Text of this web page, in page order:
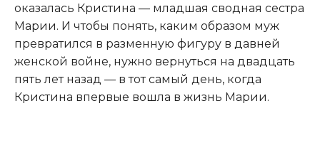
оказалась Кристина — младшая сводная сестра
Марии. И чтобы понять, каким образом муж
превратился в разменную фигуру в давней
женской войне, нужно вернуться на двадцать
пять лет назад — в тот самый день, когда
Кристина впервые вошла в жизнь Марии.